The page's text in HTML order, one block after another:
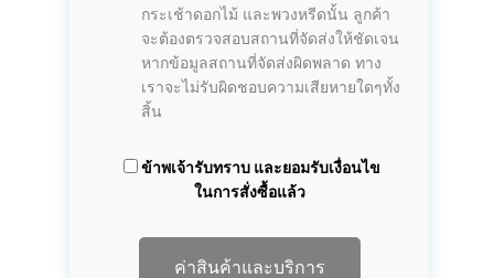
กระเช้าดอกไม้ และพวงหรีดนั้น ลูกค้า
จะต้องตรวจสอบสถานที่จัดส่งให้ชัดเจน
หากข้อมูลสถานที่จัดส่งผิดพลาด ทาง
เราจะไม่รับผิดชอบความเสียหายใดๆทั้ง
สิ้น
ข้าพเจ้ารับทราบ และยอมรับเงื่อนไข
ในการสั่งซื้อแล้ว
ค่าสินค้าและบริการ